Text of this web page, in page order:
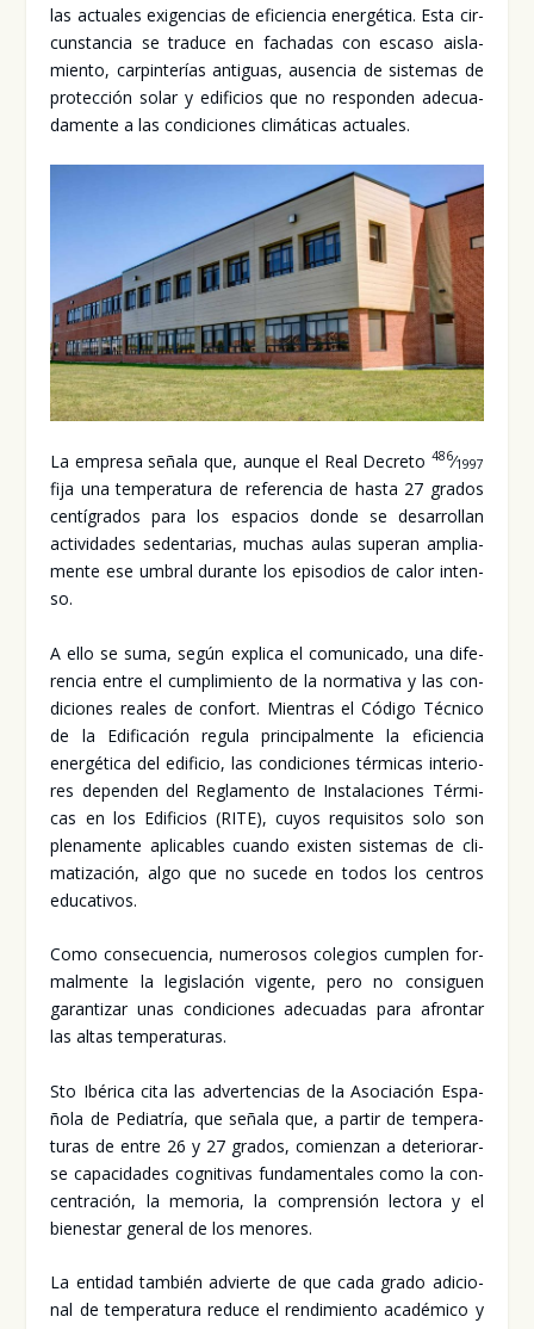
las actua­les exi­gen­cias de efi­cien­cia ener­gé­ti­ca. Esta cir­
cuns­tan­cia se tra­du­ce en facha­das con esca­so ais­la­
mien­to, car­pin­te­rías anti­guas, ausen­cia de sis­te­mas de
pro­tec­ción solar y edi­fi­cios que no res­pon­den ade­cua­
da­men­te a las con­di­cio­nes cli­má­ti­cas actua­les.
La empre­sa seña­la que, aun­que el Real Decre­to 486⁄1997
fija una tem­pe­ra­tu­ra de refe­ren­cia de has­ta 27 gra­dos
cen­tí­gra­dos para los espa­cios don­de se desa­rro­llan
acti­vi­da­des seden­ta­rias, muchas aulas supe­ran amplia­
men­te ese umbral duran­te los epi­so­dios de calor inten­
so.
A ello se suma, según expli­ca el comu­ni­ca­do, una dife­
ren­cia entre el cum­pli­mien­to de la nor­ma­ti­va y las con­
di­cio­nes reales de con­fort. Mien­tras el Códi­go Téc­ni­co
de la Edi­fi­ca­ción regu­la prin­ci­pal­men­te la efi­cien­cia
ener­gé­ti­ca del edi­fi­cio, las con­di­cio­nes tér­mi­cas inte­rio­
res depen­den del Regla­men­to de Ins­ta­la­cio­nes Tér­mi­
cas en los Edi­fi­cios (RITE), cuyos requi­si­tos solo son
ple­na­men­te apli­ca­bles cuan­do exis­ten sis­te­mas de cli­
ma­ti­za­ción, algo que no suce­de en todos los cen­tros
edu­ca­ti­vos.
Como con­se­cuen­cia, nume­ro­sos cole­gios cum­plen for­
mal­men­te la legis­la­ción vigen­te, pero no con­si­guen
garan­ti­zar unas con­di­cio­nes ade­cua­das para afron­tar
las altas tem­pe­ra­tu­ras.
Sto Ibé­ri­ca cita las adver­ten­cias de la Aso­cia­ción Espa­
ño­la de Pedia­tría, que seña­la que, a par­tir de tem­pe­ra­
tu­ras de entre 26 y 27 gra­dos, comien­zan a dete­rio­rar­
se capa­ci­da­des cog­ni­ti­vas fun­da­men­ta­les como la con­
cen­tra­ción, la memo­ria, la com­pren­sión lec­to­ra y el
bien­es­tar gene­ral de los meno­res.
La enti­dad tam­bién advier­te de que cada gra­do adi­cio­
nal de tem­pe­ra­tu­ra redu­ce el ren­di­mien­to aca­dé­mi­co y